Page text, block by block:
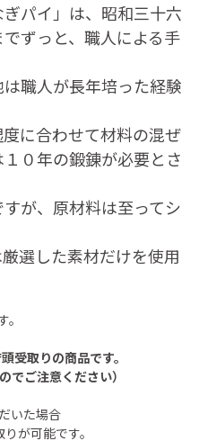
パイ」は、昭和三十六
ずっと、職人による手
職人が長年培った経験
に合わせて材料の混ぜ
０年の鍛錬が必要とさ
が、原材料は至ってシ
選した素材だけを使用
受取りの商品です。
でご注意ください）
いた場合
が可能です。